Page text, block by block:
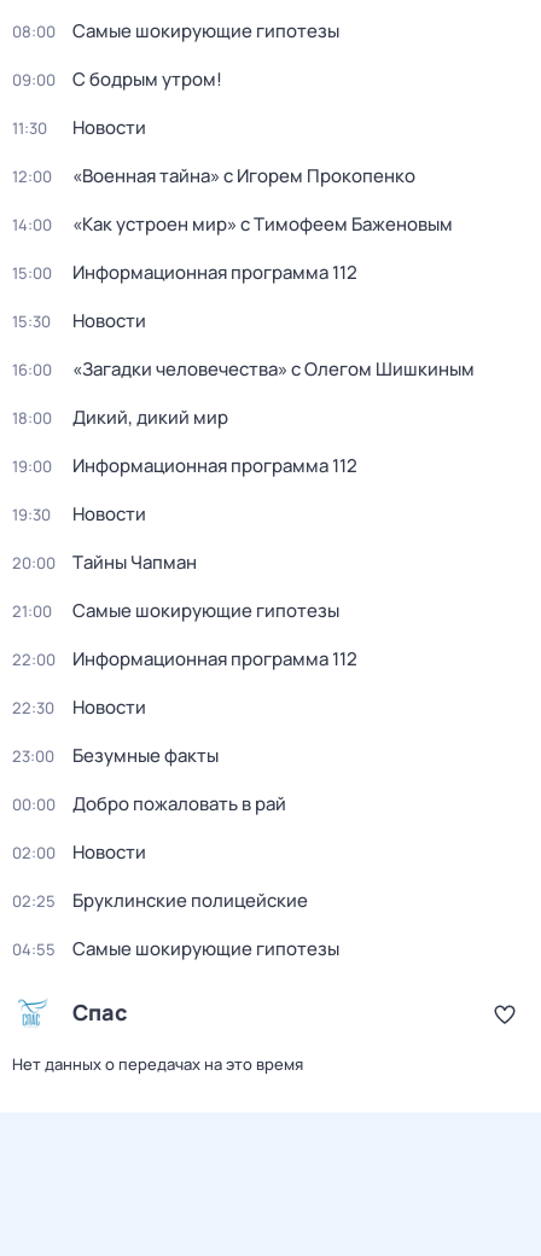
08:00 Самые шoкиpующие гипотезы
09:00 С бодрым утром!
11:30 Новости
12:00 «Военная тайна» с Игорем Прокопенко
14:00 «Как устроен мир» с Тимофеем Баженовым
15:00 Информационная программа 112
15:30 Новости
16:00 «Загадки человечества» с Олегом Шишкиным
18:00 Дикий, дикий мир
19:00 Информационная программа 112
19:30 Новости
20:00 Тaйны Чапман
21:00 Самые шoкиpующие гипотезы
22:00 Информационная программа 112
22:30 Новости
23:00 Безумные факты
00:00 Добро пожаловать в рай
02:00 Новости
02:25 Бруклинские полицейские
04:55 Самые шoкиpующие гипотезы
Спас
Нет данных о передачах на это время